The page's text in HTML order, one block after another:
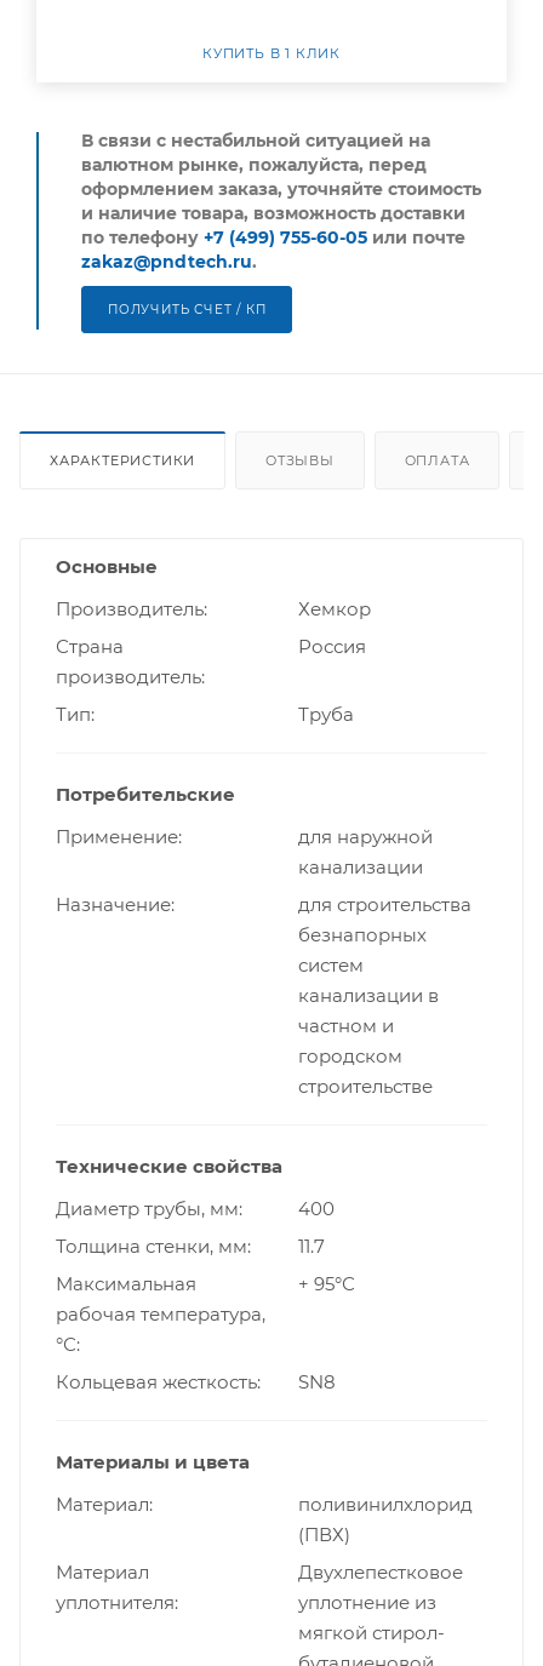
КУПИТЬ В 1 КЛИК
В связи с нестабильной ситуацией на
валютном рынке, пожалуйста, перед
оформлением заказа, уточняйте стоимость
и наличие товара, возможность доставки
по телефону +7 (499) 755-60-05 или почте
zakaz@pndtech.ru.
ПОЛУЧИТЬ СЧЕТ / КП
ХАРАКТЕРИСТИКИ ОТЗЫВЫ ОПЛАТА
Основные
Производитель
Хемкор
Страна
производитель
Россия
Тип Труба
Потребительские
Применение
для наружной
канализации
Назначение
для строительства
безнапорных
систем
канализации в
частном и
городском
строительстве
Технические свойства
Диаметр трубы, мм
400
Толщина стенки, мм
11.7
Максимальная
рабочая температура,
°С
+ 95°С
Кольцевая жесткость SN8
Материалы и цвета
Материал
поливинилхлорид
(ПВХ)
Материал
уплотнителя
Двухлепестковое
уплотнение из
мягкой стирол-